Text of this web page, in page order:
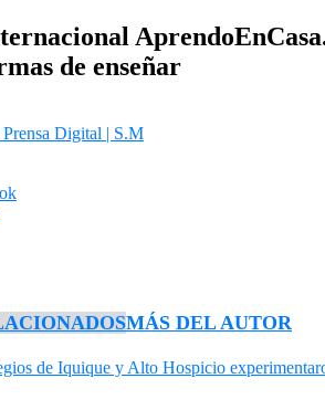
de enseñar
Digital | S.M
MÁS DEL AUTOR